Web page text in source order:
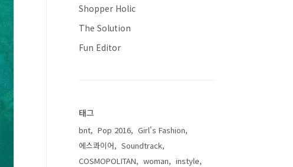
Shopper Holic
The Solution
Fun Editor
태그
bnt Pop 2016
Girl's Fashion
에스콰이어
Soundtrack
COSMOPOLITAN
woman
instyle